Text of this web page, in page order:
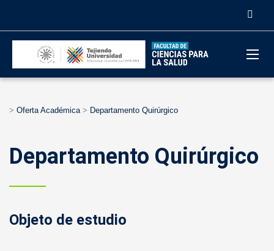
> Oferta Académica> Departamento Quirúrgico
Departamento Quirúrgico
Objeto de estudio